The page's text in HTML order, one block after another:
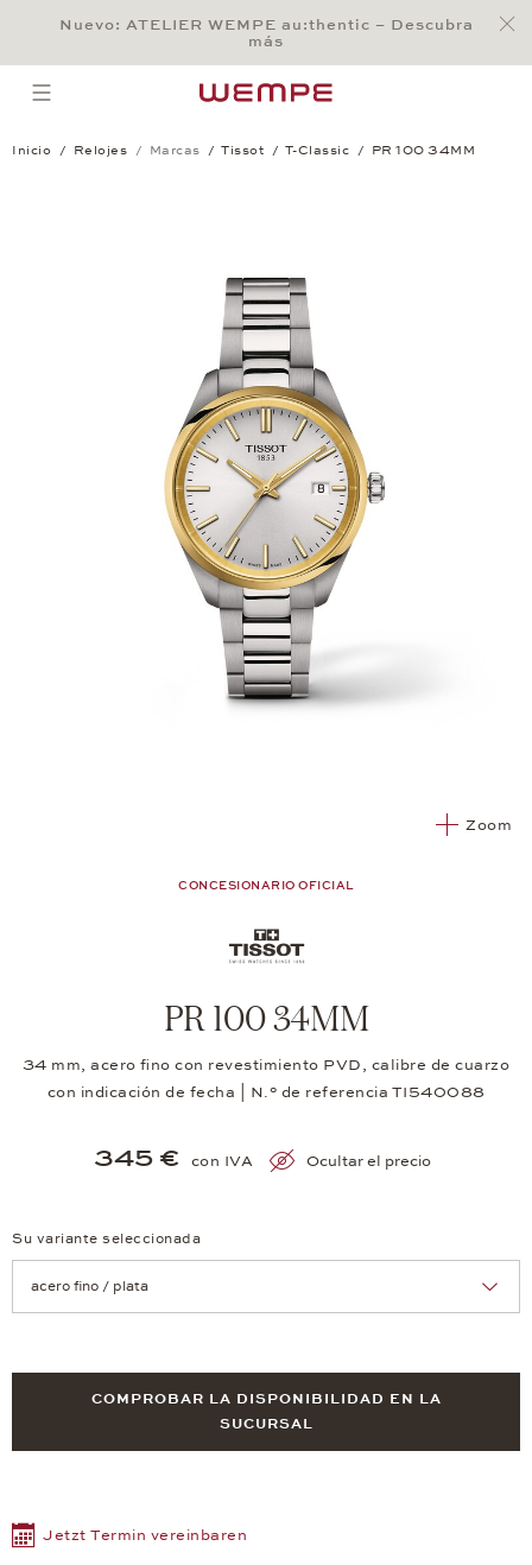
Main Content
Main Menu
Search
Footer
Nuevo: ATELIER WEMPE au:thentic – Descubra
más
open menu
Inicio Relojes Marcas Tissot T-Classic PR 100 34MM
Zoom
CONCESIONARIO OFICIAL
PR 100 34MM
34 mm, acero fino con revestimiento PVD, calibre de cuarzo
con indicación de fecha | N.° de referencia TI540088
345 € con IVA Ocultar el precio
Su variante seleccionada
COMPROBAR LA DISPONIBILIDAD EN LA
SUCURSAL
Jetzt Termin vereinbaren